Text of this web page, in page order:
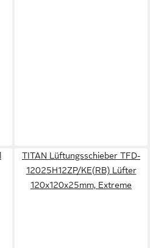
TITAN Lüftungsschieber TFD-
12025H12ZP/KE(RB) Lüfter
120x120x25mm, Extreme